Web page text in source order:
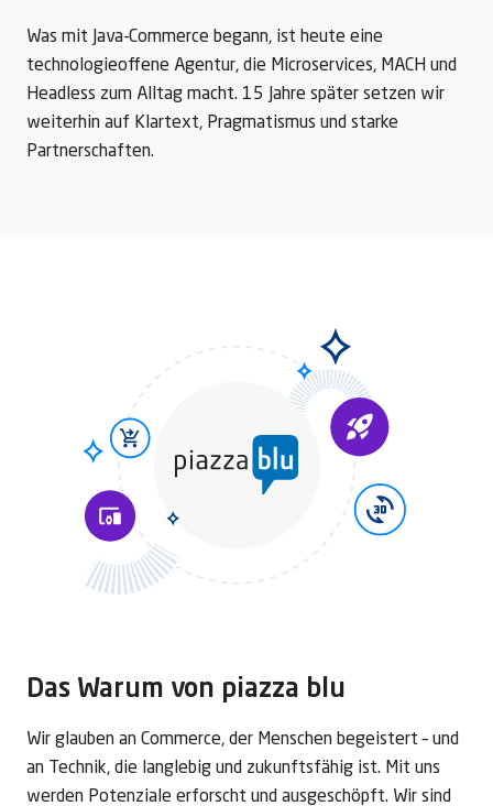
Was mit Java-Commerce begann, ist heute eine
technologieoffene Agentur, die Microservices, MACH und
Headless zum Alltag macht. 15 Jahre später setzen wir
weiterhin auf Klartext, Pragmatismus und starke
Partnerschaften.
Das Warum von piazza blu
Wir glauben an Commerce, der Menschen begeistert – und
an Technik, die langlebig und zukunftsfähig ist. Mit uns
werden Potenziale erforscht und ausgeschöpft. Wir sind